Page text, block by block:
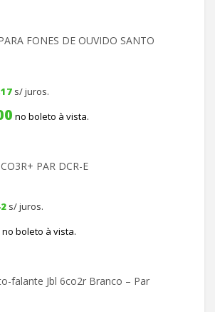
FONES DE OUVIDO SANTO
s/ juros.
no boleto à vista.
PAR DCR-E
s/ juros.
no boleto à vista.
falante Jbl 6co2r Branco – Par